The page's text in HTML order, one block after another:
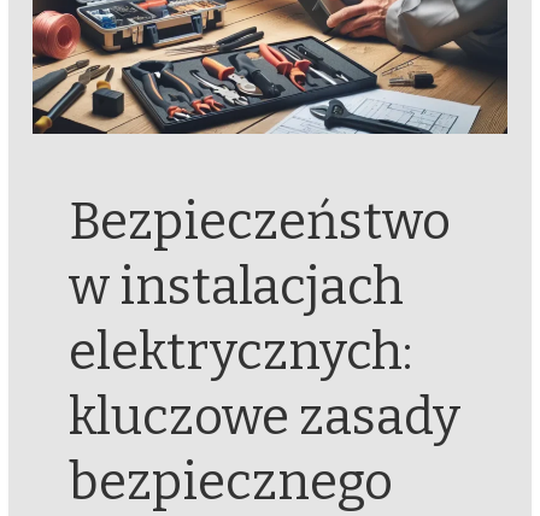
Bezpieczeństwo
w instalacjach
elektrycznych:
kluczowe zasady
bezpiecznego